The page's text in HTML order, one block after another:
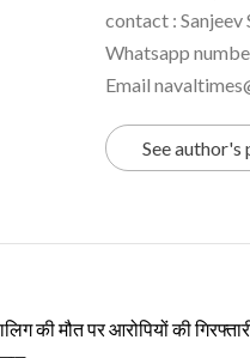
contact : Sanjeev
Whatsapp
Email
See author's
की मौत पर आरोपियों की